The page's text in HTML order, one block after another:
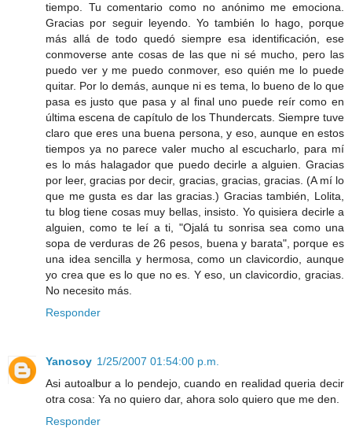
tiempo. Tu comentario como no anónimo me emociona.
Gracias por seguir leyendo. Yo también lo hago, porque
más allá de todo quedó siempre esa identificación, ese
conmoverse ante cosas de las que ni sé mucho, pero las
puedo ver y me puedo conmover, eso quién me lo puede
quitar. Por lo demás, aunque ni es tema, lo bueno de lo que
pasa es justo que pasa y al final uno puede reír como en
última escena de capítulo de los Thundercats. Siempre tuve
claro que eres una buena persona, y eso, aunque en estos
tiempos ya no parece valer mucho al escucharlo, para mí
es lo más halagador que puedo decirle a alguien. Gracias
por leer, gracias por decir, gracias, gracias, gracias. (A mí lo
que me gusta es dar las gracias.) Gracias también, Lolita,
tu blog tiene cosas muy bellas, insisto. Yo quisiera decirle a
alguien, como te leí a ti, "Ojalá tu sonrisa sea como una
sopa de verduras de 26 pesos, buena y barata", porque es
una idea sencilla y hermosa, como un clavicordio, aunque
yo crea que es lo que no es. Y eso, un clavicordio, gracias.
No necesito más.
Responder
Yanosoy 1/25/2007 01:54:00 p.m.
Asi autoalbur a lo pendejo, cuando en realidad queria decir
otra cosa: Ya no quiero dar, ahora solo quiero que me den.
Responder